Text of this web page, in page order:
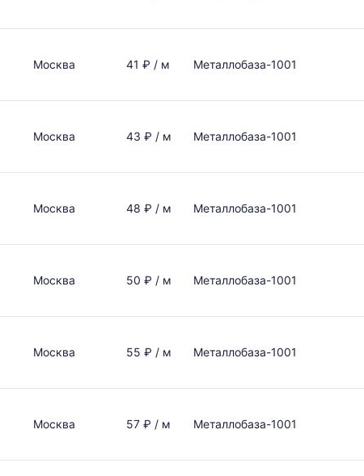
Москва 41 ₽ / м Металлобаза-1001
Москва 43 ₽ / м Металлобаза-1001
Москва 48 ₽ / м Металлобаза-1001
Москва 50 ₽ / м Металлобаза-1001
Москва 55 ₽ / м Металлобаза-1001
Москва 57 ₽ / м Металлобаза-1001